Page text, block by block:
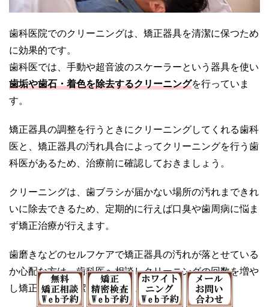
歯科医院でのクリーニングは、矯正器具を清潔に保つため
に効果的です。
歯科医では、手動や超音波のスケーラーという器具を使い
歯垢や歯石・着色を除去するクリーニングを行っていま
す。
矯正器具の調整を行うときにクリーニングしてくれる歯科
医と、矯正器具の汚れ具合によってクリーニングを行う歯
科医があるため、治療前に確認しておきましょう。
クリーニングは、歯ブラシが届かない場所の汚れまできれ
いに除去できるため、定期的に行えば口臭や歯周病に悩ま
ず矯正治療が行えます。
歯磨きなどのセルフケアで矯正器具の汚れが落とせている
か心配な方は、歯科医へ相談しクリーニングの回数を増や
し矯正器具の清潔を保ちましょう。